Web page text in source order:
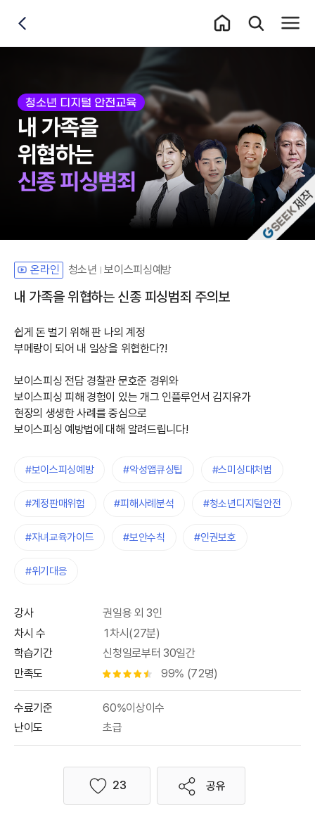
통합검색 레이
전체
뒤로가기
온라인 청소년 보이스피싱예방
내 가족을 위협하는 신종 피싱범죄 주의보
쉽게 돈 벌기 위해 판 나의 계정
부메랑이 되어 내 일상을 위협한다?!
보이스피싱 전담 경찰관 문호준 경위와
보이스피싱 피해 경험이 있는 개그 인플루언서 김지유가
현장의 생생한 사례를 중심으로
보이스피싱 예방법에 대해 알려드립니다!
#보이스피싱예방 #악성앱큐싱팁 #스미싱대처법
#계정판매위험 #피해사례분석 #청소년디지털안전
#자녀교육가이드 #보안수칙 #인권보호
#위기대응
강사
권일용 외 3인
차시 수
1차시(27분)
학습기간
신청일로부터 30일간
만족도
별점 4.5개 99% (72명)
수료기준
60%이상이수
난이도
초급
좋아요
23 공유
자체개발 강좌G